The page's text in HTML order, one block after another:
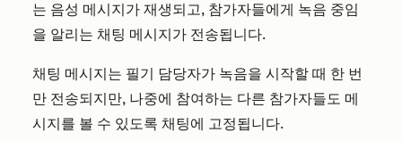
는 음성 메시지가 재생되고, 참가자들에게 녹음 중임
을 알리는 채팅 메시지가 전송됩니다.
채팅 메시지는 필기 담당자가 녹음을 시작할 때 한 번
만 전송되지만, 나중에 참여하는 다른 참가자들도 메
시지를 볼 수 있도록 채팅에 고정됩니다.